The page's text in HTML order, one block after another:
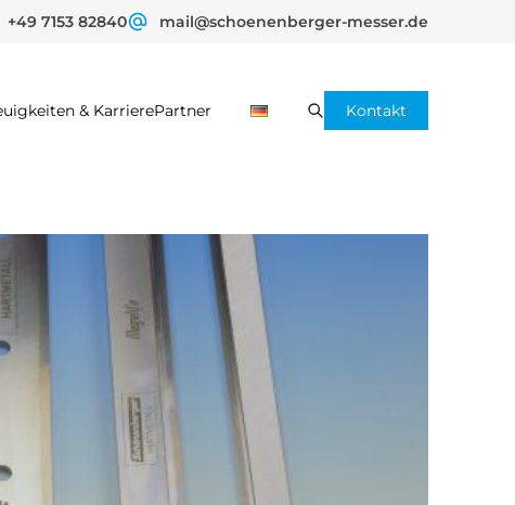
+49 7153 82840 mail@schoenenberger-messer.de
& KarrierePartner Kontakt